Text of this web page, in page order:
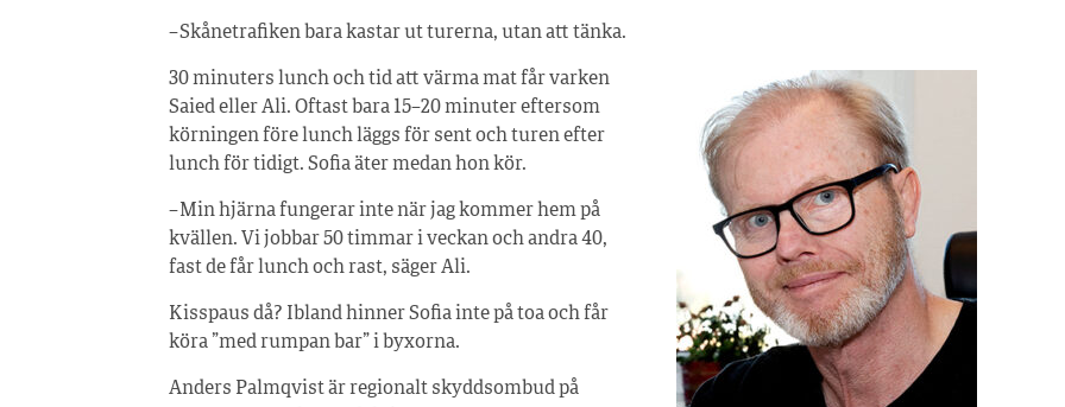
– Skånetrafiken bara kastar ut turerna, utan att tänka.
30 minuters lunch och tid att värma mat får varken
Saied eller Ali. Oftast bara 15–20 minuter eftersom
körningen före lunch läggs för sent och turen efter
lunch för tidigt. Sofia äter medan hon kör.
– Min hjärna fungerar inte när jag kommer hem på
kvällen. Vi jobbar 50 timmar i veckan och andra 40,
fast de får lunch och rast, säger Ali.
Kisspaus då? Ibland hinner Sofia inte på toa och får
köra ”med rumpan bar” i byxorna.
Anders Palmqvist är regionalt skyddsombud på